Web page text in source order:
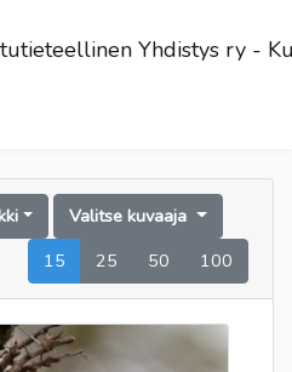
Yhdistys ry -
Valitse kuvaaja
15
25 50 100